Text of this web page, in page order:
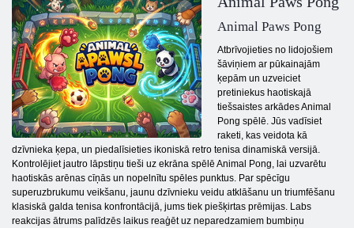
Animal Paws Pong
Atbrīvojieties no lidojošiem
šāviņiem ar pūkainajām
ķepām un uzveiciet
pretiniekus haotiskajā
tiešsaistes arkādes Animal
Pong spēlē. Jūs vadīsiet
raketi, kas veidota kā
dzīvnieka ķepa, un piedalīsieties ikoniskā retro tenisa dinamiskā versijā.
Kontrolējiet jautro lāpstiņu tieši uz ekrāna spēlē Animal Pong, lai uzvarētu
haotiskās arēnas cīņās un nopelnītu spēles punktus. Par spēcīgu
superuzbrukumu veikšanu, jaunu dzīvnieku veidu atklāšanu un triumfēšanu
klasiskā galda tenisa konfrontācijā, jums tiek piešķirtas prēmijas. Labs
reakcijas ātrums palīdzēs laikus reaģēt uz neparedzamiem bumbiņu